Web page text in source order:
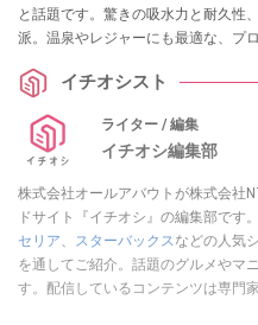
と話題です。驚きの吸水力と耐久性
派。温泉やレジャーにも最適な、プ
イチオシスト
ライター / 編集
イチオシ編集部
株式会社オールアバウトが株式会社
ドサイト『イチオシ』の編集部です。
セリア
スターバックス などの人気
を通してご紹介。話題のグルメやマ
す。配信しているコンテンツは専門